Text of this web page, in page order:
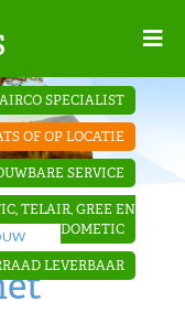
SPECIALIST
OF OP LOCATIE
SERVICE
TELAIR, GREE EN
DOMETIC
LEVERBAAR